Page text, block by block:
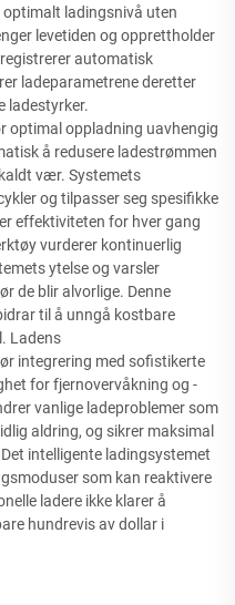
ladingsnivå uten
levetiden og opprettholder
automatisk
ladeparametrene deretter
ladestyrker.
optimal oppladning uavhengig
å redusere ladestrømmen
vær. Systemets
og tilpasser seg spesifikke
effektiviteten for hver gang
vurderer kontinuerlig
ytelse og varsler
de blir alvorlige. Denne
til å unngå kostbare
Ladens
integrering med sofistikerte
for fjernovervåkning og -
vanlige ladeproblemer som
aldring, og sikrer maksimal
intelligente ladingsystemet
som kan reaktivere
ladere ikke klarer å
hundrevis av dollar i